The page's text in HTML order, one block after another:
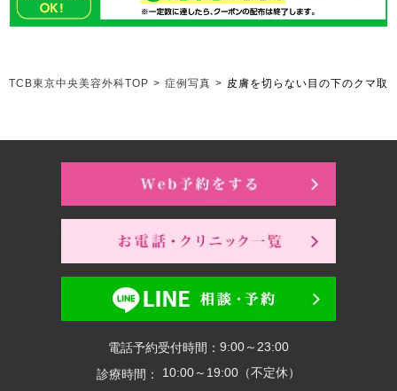
TCB東京中央美容外科TOP > 症例写真 > 皮膚を切らない目の下のクマ取
電話予約受付時間： 9:00～23:00
診療時間：
10:00～19:00（不定休）